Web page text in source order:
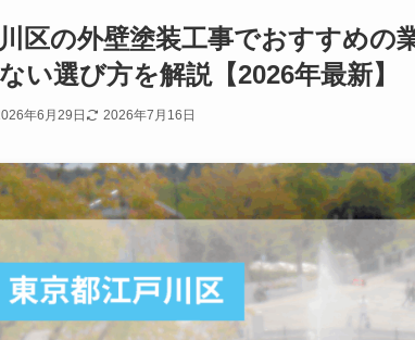
区の外壁塗装工事でおすすめの
い選び方を解説【2026年最新】
年6月29日 2026年7月16日